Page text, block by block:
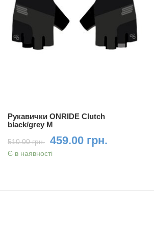
Рукавички ONRIDE Clutch
black/grey M
510.00 грн. 459.00 грн.
Є в наявності